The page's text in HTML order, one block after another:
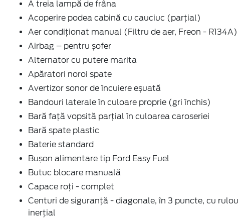
A treia lampă de frâna
Acoperire podea cabină cu cauciuc (parțial)
Aer condiţionat manual (Filtru de aer, Freon - R134A)
Airbag – pentru șofer
Alternator cu putere marita
Apăratori noroi spate
Avertizor sonor de încuiere eșuată
Bandouri laterale în culoare proprie (gri închis)
Bară față vopsită parțial în culoarea caroseriei
Bară spate plastic
Baterie standard
Bușon alimentare tip Ford Easy Fuel
Butuc blocare manuală
Capace roți - complet
Centuri de siguranţă - diagonale, în 3 puncte, cu rulou
inerţial